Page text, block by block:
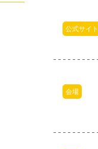
公式サイト
会場